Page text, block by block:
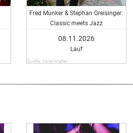
Fred Munker & Stephan Greisinger:
Classic meets Jazz
08.11.2026
Lauf
Quelle: Veranstalter